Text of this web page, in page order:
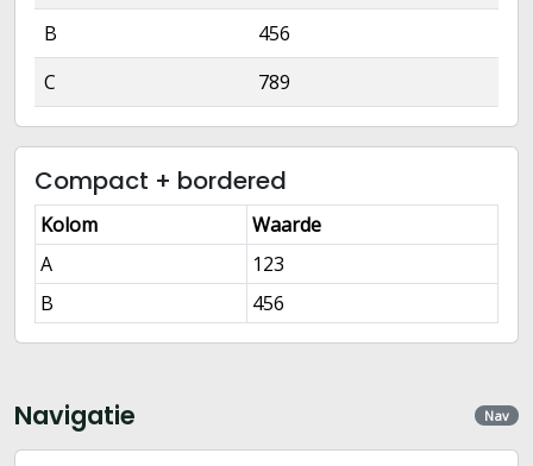
B
456
C
789
Compact + bordered
Kolom
Waarde
A
123
B
456
Navigatie Nav